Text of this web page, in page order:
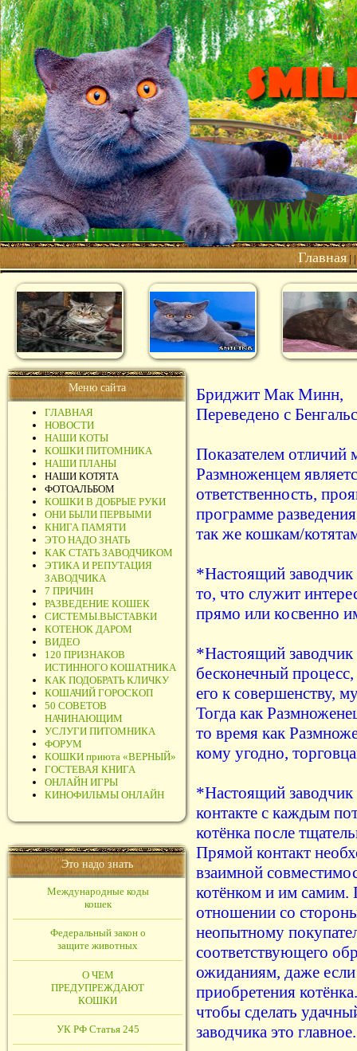
Главная |
Меню сайта
ГЛАВНАЯ
НОВОСТИ
НАШИ КОТЫ
КОШКИ ПИТОМНИКА
НАШИ ПЛАНЫ
НАШИ КОТЯТА
ФОТОАЛЬБОМ
КОШКИ В ДОБРЫЕ РУКИ
ОНИ БЫЛИ ПЕРВЫМИ
КНИГА ПАМЯТИ
ЭТО НАДО ЗНАТЬ
КАК СТАТЬ ЗАВОДЧИКОМ
ЭТИКА И РЕПУТАЦИЯ
ЗАВОДЧИКА
7 ПРИЧИН
РАЗВЕДЕНИЕ КОШЕК
СИСТЕМЫ.ВЫСТАВКИ
КОТЕНОК ДАРОМ
ВИДЕО
120 ПРИЗНАКОВ
ИСТИННОГО КОШАТНИКА
КАК ПОДОБРАТЬ КЛИЧКУ
КОШАЧИЙ ГОРОСКОП
50 СОВЕТОВ
НАЧИНАЮЩИМ
УСЛУГИ ПИТОМНИКА
ФОРУМ
КОШКИ приюта «ВЕРНЫЙ»
ГОСТЕВАЯ КНИГА
ОНЛАЙН ИГРЫ
КИНОФИЛЬМЫ ОНЛАЙН
Это надо знать
Международные коды
кошек
Федеральный закон о
защите животных
О ЧЕМ
ПРЕДУПРЕЖДАЮТ
КОШКИ
УК РФ Статья 245
Бриджит Мак Минн,
Переведено с
Показателем
Размноженцем
ответственность,
программе
так же кошкам/
*Настоящий заводчик
то, что служит
прямо или косвенно
*Настоящий заводчик
бесконечный
его к совершенству,
Тогда как
то время как
кому угодно,
*Настоящий заводчик
контакте с каждым
котёнка после
Прямой контакт
взаимной
котёнком и им самим.
отношении со
неопытному
соответствующего
ожиданиям, даже если
приобретения
чтобы сделать
заводчика это главное.